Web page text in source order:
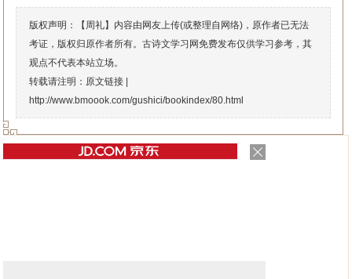
版权声明：【周礼】内容由网友上传(或整理自网络)，原作者已无法
考证，版权归原作者所有。古诗文学习网免费发布仅供学习参考，其
观点不代表本站立场。
转载请注明：原文链接 |
http://www.bmoook.com/gushici/bookindex/80.html